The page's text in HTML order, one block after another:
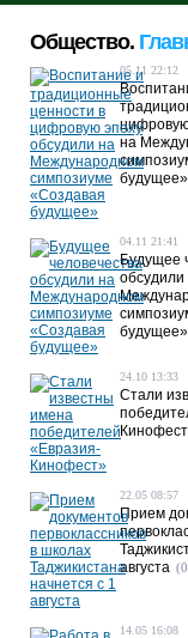
Общество.
05.11 22:12
на
будущее»
04.11 21:41
Будущее
обсудили
будущее»
24.10 13:33
Стали
22.05 08:57
Прием
августа
14.05 16:08